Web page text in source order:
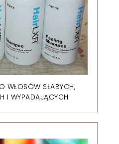
WŁOSÓW SŁABYCH,
I WYPADAJĄCYCH